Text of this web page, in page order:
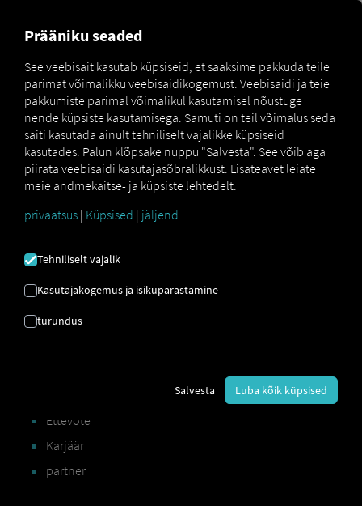
KONTAKTVORM
Ettevõte
Karjäär
partner
Prääniku seaded
See veebisait kasutab küpsiseid, et saaksime pakkuda teile
parimat võimalikku veebisaidikogemust. Veebisaidi ja teie
pakkumiste parimal võimalikul kasutamisel nõustuge
nende küpsiste kasutamisega. Samuti on teil võimalus seda
saiti kasutada ainult tehniliselt vajalikke küpsiseid
kasutades. Palun klõpsake nuppu "Salvesta". See võib aga
piirata veebisaidi kasutajasõbralikkust. Lisateavet leiate
meie andmekaitse- ja küpsiste lehtedelt.
privaatsus | Küpsised | jäljend
Tehniliselt vajalik
Kasutajakogemus ja isikupärastamine
turundus
Salvesta Luba kõik küpsised